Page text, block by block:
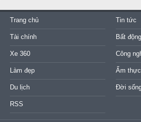
Trang chủ Tin tức
Tài chính Bất
Xe 360 Công
Làm đẹp Ẩm thực
Du lịch Đời
RSS